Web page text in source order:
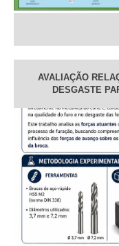
AVALIAÇÃO
DESGASTE